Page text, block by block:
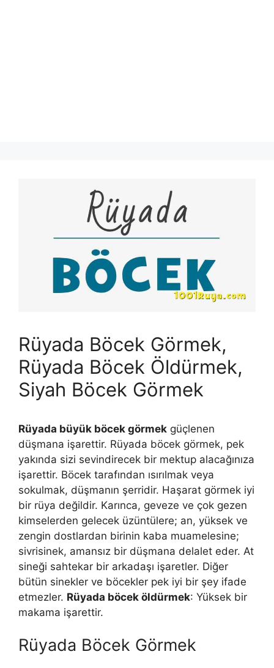
Rüyada Böcek Görmek,
Rüyada Böcek Öldürmek,
Siyah Böcek Görmek
Rüyada büyük böcek görmek güçlenen
düşmana işarettir. Rüyada böcek görmek, pek
yakında sizi sevindirecek bir mektup alacağınıza
işarettir. Böcek tarafından ısırılmak veya
sokulmak, düş­manın şerridir. Haşarat görmek iyi
bir rüya değildir. Karınca, geveze ve çok gezen
kimselerden gelecek üzüntülere; an, yüksek ve
zengin dostlardan birinin kaba muamelesine;
sivrisinek, amansız bir düşmana delalet eder. At
sineği sahtekar bir arkadaşı işaretler. Diğer
bütün sinekler ve böcekler pek iyi bir şey ifade
etmezler. Rüyada böcek öldürmek: Yüksek bir
makama işarettir.
Rüyada Böcek Görmek